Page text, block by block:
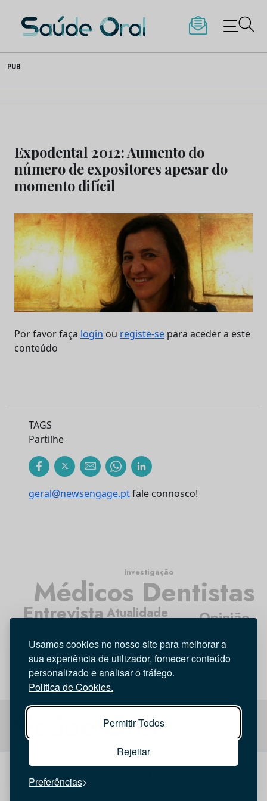
Usamos cookies no nosso site para melhorar a
sua experiência de utilizador, fornecer conteúdo
personalizado e analisar o tráfego.
Política de Cookies.
Permitir Todos
Rejeitar
Preferências
to
content
Saúde Oral
PUB
Expodental 2012: Aumento do
número de expositores apesar do
momento difícil
Por favor faça login ou registe-se para aceder a este
conteúdo
TAGS
Partilhe
geral@newsengage.ptfale connosco!
Atualidade
Médicos Dentistas
Higiene Oral
Entrevista Opinião
Investigação
Política de privacidade